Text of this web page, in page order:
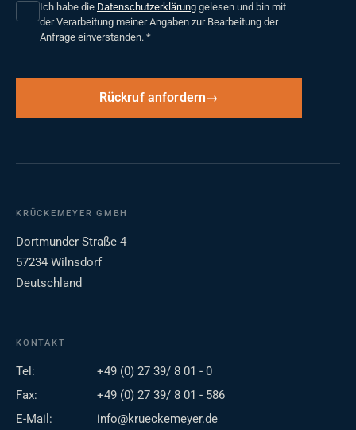
Ich habe die Datenschutzerklärung gelesen und bin mit
der Verarbeitung meiner Angaben zur Bearbeitung der
Anfrage einverstanden. *
Rückruf anfordern
KRÜCKEMEYER GMBH
Dortmunder Straße 4
57234 Wilnsdorf
Deutschland
KONTAKT
Tel:
+49 (0) 27 39/ 8 01 - 0
Fax:
+49 (0) 27 39/ 8 01 - 586
E-Mail:
info@krueckemeyer.de